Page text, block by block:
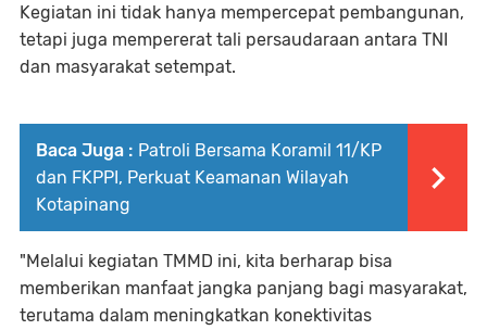
Kegiatan ini tidak hanya mempercepat pembangunan,
tetapi juga mempererat tali persaudaraan antara TNI
dan masyarakat setempat.
Baca Juga : Patroli Bersama Koramil 11/KP
dan FKPPI, Perkuat Keamanan Wilayah
Kotapinang
"Melalui kegiatan TMMD ini, kita berharap bisa
memberikan manfaat jangka panjang bagi masyarakat,
terutama dalam meningkatkan konektivitas